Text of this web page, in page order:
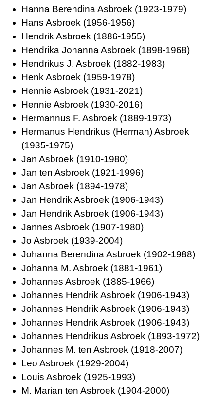
Hanna Berendina Asbroek (1923-1979)
Hans Asbroek (1956-1956)
Hendrik Asbroek (1886-1955)
Hendrika Johanna Asbroek (1898-1968)
Hendrikus J. Asbroek (1882-1983)
Henk Asbroek (1959-1978)
Hennie Asbroek (1931-2021)
Hennie Asbroek (1930-2016)
Hermannus F. Asbroek (1889-1973)
Hermanus Hendrikus (Herman) Asbroek
(1935-1975)
Jan Asbroek (1910-1980)
Jan ten Asbroek (1921-1996)
Jan Asbroek (1894-1978)
Jan Hendrik Asbroek (1906-1943)
Jan Hendrik Asbroek (1906-1943)
Jannes Asbroek (1907-1980)
Jo Asbroek (1939-2004)
Johanna Berendina Asbroek (1902-1988)
Johanna M. Asbroek (1881-1961)
Johannes Asbroek (1885-1966)
Johannes Hendrik Asbroek (1906-1943)
Johannes Hendrik Asbroek (1906-1943)
Johannes Hendrik Asbroek (1906-1943)
Johannes Hendrikus Asbroek (1893-1972)
Johannes M. ten Asbroek (1918-2007)
Leo Asbroek (1929-2004)
Louis Asbroek (1925-1993)
M. Marian ten Asbroek (1904-2000)